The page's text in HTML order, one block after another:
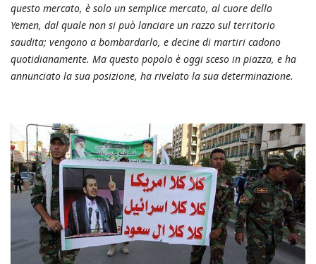
questo mercato, è solo un semplice mercato, al cuore dello
Yemen, dal quale non si può lanciare un razzo sul territorio
saudita; vengono a bombardarlo, e decine di martiri cadono
quotidianamente. Ma questo popolo è oggi sceso in piazza, e ha
annunciato la sua posizione, ha rivelato la sua determinazione.